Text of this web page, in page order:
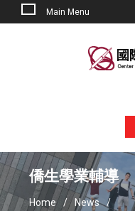
Main Menu
僑生學業輔導
Home
News